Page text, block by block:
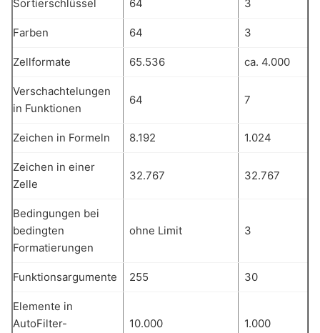
Sortierschlüssel 64 3
Farben 64 3
Zellformate 65.536 ca. 4.000
Verschachtelungen
in Funktionen
64 7
Zeichen in Formeln 8.192 1.024
Zeichen in einer
Zelle
32.767 32.767
Bedingungen bei
bedingten
Formatierungen
ohne Limit 3
Funktionsargumente 255 30
Elemente in
AutoFilter-
10.000 1.000